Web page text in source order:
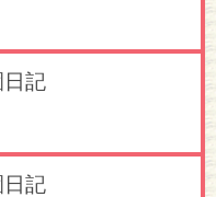
日記
日記